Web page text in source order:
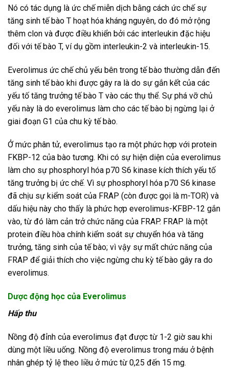
Nó có tác dụng là ức chế miễn dịch bằng cách ức chế sự
tăng sinh tế bào T hoạt hóa kháng nguyên, do đó mở rộng
thêm clon và được điều khiển bởi các interleukin đặc hiệu
đối với tế bào T, ví dụ gồm interleukin-2 và interleukin-15.
Everolimus ức chế chủ yếu bên trong tế bào thường dẫn đến
tăng sinh tế bào khi được gây ra là do sự gắn kết của các
yếu tố tăng trưởng tế bào T vào các thụ thể. Sự phá vỡ chủ
yếu này là do everolimus làm cho các tế bào bị ngừng lại ở
giai đoạn G1 của chu kỳ tế bào.
Ở mức phân tử, everolimus tạo ra một phức hợp với protein
FKBP-12 của bào tương. Khi có sự hiện diện của everolimus
làm cho sự phosphoryl hóa p70 S6 kinase kích thích yếu tố
tăng trưởng bị ức chế. Vì sự phosphoryl hóa p70 S6 kinase
đã chịu sự kiểm soát của FRAP (còn được gọi là m-TOR) và
dấu hiệu này cho thấy là phức hợp everolimus-KFBP-12 gắn
vào, từ đó làm cản trở chức năng của FRAP. FRAP là một
protein điều hòa chính kiểm soát sự chuyển hóa và tăng
trưởng, tăng sinh của tế bào; vì vậy sự mất chức năng của
FRAP để giải thích cho việc ngừng chu kỳ tế bào gây ra do
everolimus.
Dược động học của Everolimus
Hấp thu
Nồng độ đỉnh của everolimus đạt được từ 1-2 giờ sau khi
dùng một liều uống. Nồng độ everolimus trong máu ở bệnh
nhân ghép tỷ lệ theo liều ở mức từ 0,25 đến 15 mg.